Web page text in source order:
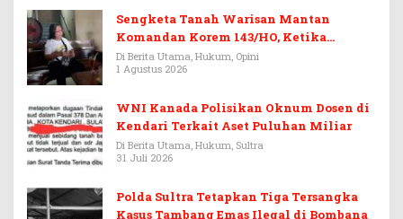
Sengketa Tanah Warisan Mantan
Komandan Korem 143/HO, Ketika
Warisan Menjadi Arena Pemerasan
Di Berita Utama, Hukum, Opini
1 Agustus 2026
WNI Kanada Polisikan Oknum Dosen di
Kendari Terkait Aset Puluhan Miliar
Di Berita Utama, Hukum, Sultra
31 Juli 2026
Polda Sultra Tetapkan Tiga Tersangka
Kasus Tambang Emas Ilegal di Bombana